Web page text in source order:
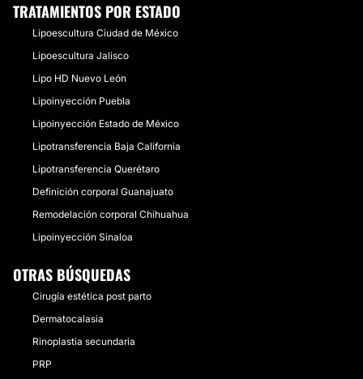
TRATAMIENTOS POR ESTADO
Lipoescultura Ciudad de México
Lipoescultura Jalisco
Lipo HD Nuevo León
Lipoinyección Puebla
Lipoinyección Estado de México
Lipotransferencia Baja California
Lipotransferencia Querétaro
Definición corporal Guanajuato
Remodelación corporal Chihuahua
Lipoinyección Sinaloa
OTRAS BÚSQUEDAS
Cirugía estética post parto
Dermatocalasia
Rinoplastia secundaria
PRP